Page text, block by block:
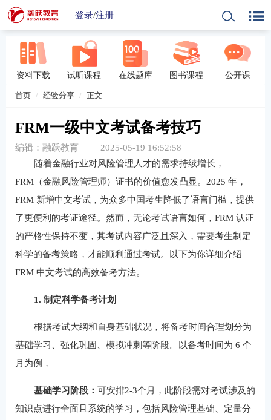
登录/注册
资料下载 试听课程 在线题库 图书课程 公开课
首页 经验分享 正文
FRM一级中文考试备考技巧
编辑：融跃教育
2025-05-19 16:52:58
随着金融行业对风险管理人才的需求持续增长，
FRM（金融风险管理师）证书的价值愈发凸显。2025 年，
FRM 新增中文考试，为众多中国考生降低了语言门槛，提供
了更便利的考证途径。然而，无论考试语言如何，FRM 认证
的严格性保持不变，其考试内容广泛且深入，需要考生制定
科学的备考策略，才能顺利通过考试。以下为你详细介绍
FRM 中文考试的高效备考方法。
1. 制定科学备考计划
根据考试大纲和自身基础状况，将备考时间合理划分为
基础学习、强化巩固、模拟冲刺等阶段。以备考时间为 6 个
月为例，
基础学习阶段： 可安排2-3个月，此阶段需对考试涉及的
知识点进行全面且系统的学习，包括风险管理基础、定量分